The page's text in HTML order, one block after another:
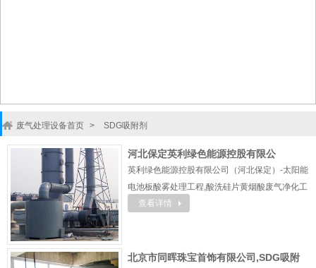
废气处理设备首页 > SDG吸附剂
河北保定英利绿色能源控股有限公
司,SDG吸附剂酸废气净化工程,干式酸废
气净化器
英利绿色能源控股有限公司（河北保定）-太阳能
电池板酸雾处理工程,酸洗硅片黄烟酸废气净化工
程公司简介英利是中国的一体化光伏产品制造
安装。 已于2007 ...
查看详情
北京市同晖珠宝首饰有限公司,SDG吸附